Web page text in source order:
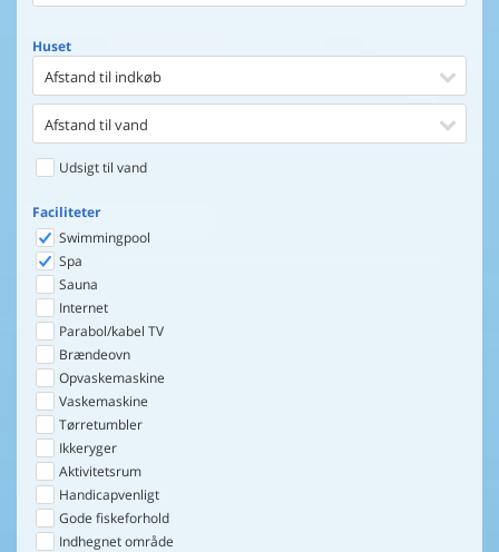
Huset
Afstand til indkøb
Afstand til vand
Udsigt til vand
Faciliteter
Swimmingpool
Spa
Sauna
Internet
Parabol/kabel TV
Brændeovn
Opvaskemaskine
Vaskemaskine
Tørretumbler
Ikkeryger
Aktivitetsrum
Handicapvenligt
Gode fiskeforhold
Indhegnet område